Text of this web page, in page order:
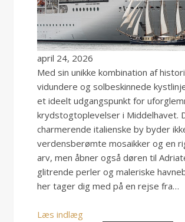
april 24, 2026
Med sin unikke kombination af
vidundere og solbeskinnede
et ideelt udgangspunkt for
krydstogtoplevelser i Middelhavet.
charmerende italienske by byder
verdensberømte mosaikker og en
arv, men åbner også døren til
glitrende perler og maleriske
her tager dig med på en rejse fra…
Læs indlæg